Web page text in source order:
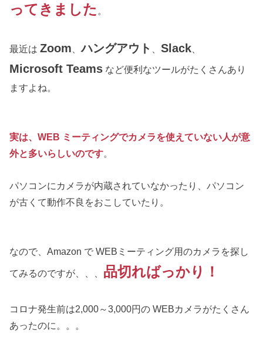
ってきました 。
最近はZoom 、ハングアウト 、Slack
Microsoft Teams など便利なツールがたくさんあり
ますよね。
実は、WEB ミーティングでカメラを使えていない人が意
外と多いらしいのです。
パソコンにカメラが内蔵されていなかったり、パソコン
が古くて動作不良をおこしていたり。
なので、Amazon で WEBミーティング用のカメラを探し
てみるのですが、、、 品切ればっかり！
コロナ発生前は2,000～3,000円の WEBカメラがたくさん
あったのに。。。